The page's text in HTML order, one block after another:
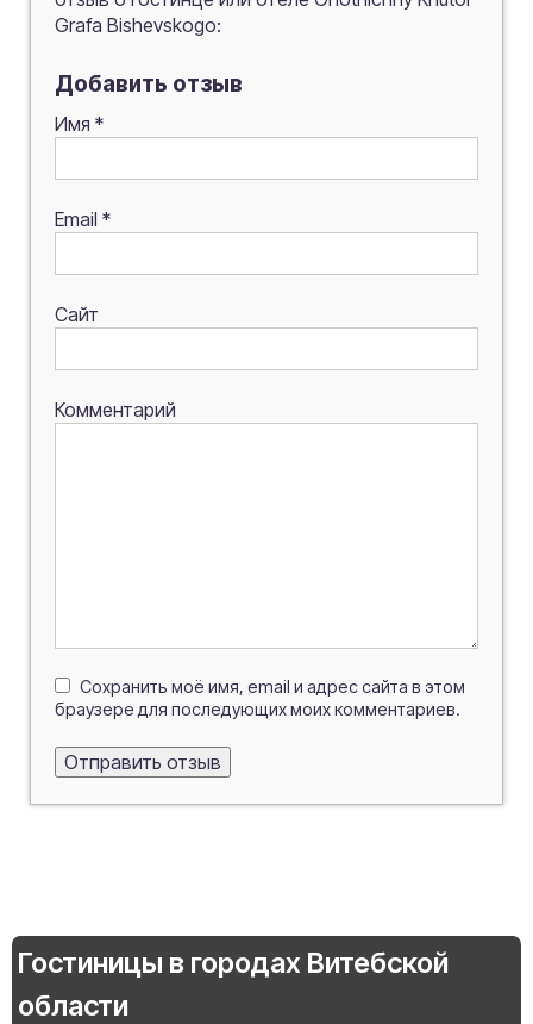
Grafa Bishevskogo:
Добавить отзыв
Имя *
Email *
Сайт
Комментарий
Сохранить моё имя, email и адрес сайта в этом
браузере для последующих моих комментариев.
Гостиницы в городах Витебской
области